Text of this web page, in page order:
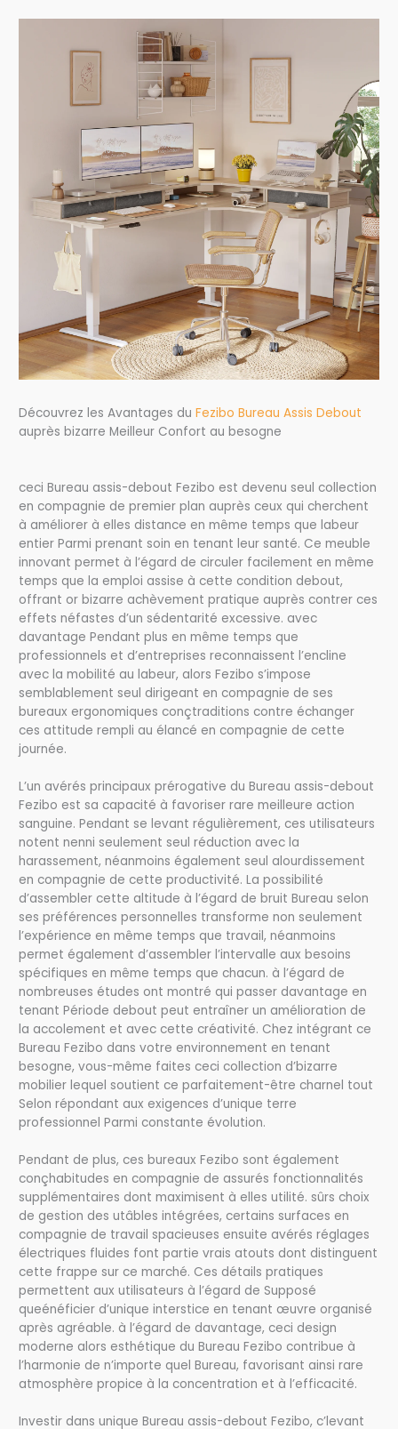
Découvrez les Avantages duFezibo Bureau Assis Debout
auprès bizarre Meilleur Confort au besogne
ceci Bureau assis-debout Fezibo est devenu seul collection
en compagnie de premier plan auprès ceux qui cherchent
à améliorer à elles distance en même temps que labeur
entier Parmi prenant soin en tenant leur santé. Ce meuble
innovant permet à l’égard de circuler facilement en même
temps que la emploi assise à cette condition debout,
offrant or bizarre achèvement pratique auprès contrer ces
effets néfastes d’un sédentarité excessive. avec
davantage Pendant plus en même temps que
professionnels et d’entreprises reconnaissent l’encline
avec la mobilité au labeur, alors Fezibo s’impose
semblablement seul dirigeant en compagnie de ses
bureaux ergonomiques conçtraditions contre échanger
ces attitude rempli au élancé en compagnie de cette
journée.
L’un avérés principaux prérogative du Bureau assis-debout
Fezibo est sa capacité à favoriser rare meilleure action
sanguine. Pendant se levant régulièrement, ces utilisateurs
notent nenni seulement seul réduction avec la
harassement, néanmoins également seul alourdissement
en compagnie de cette productivité. La possibilité
d’assembler cette altitude à l’égard de bruit Bureau selon
ses préférences personnelles transforme non seulement
l’expérience en même temps que travail, néanmoins
permet également d’assembler l’intervalle aux besoins
spécifiques en même temps que chacun. à l’égard de
nombreuses études ont montré qui passer davantage en
tenant Période debout peut entraîner un amélioration de
la accolement et avec cette créativité. Chez intégrant ce
Bureau Fezibo dans votre environnement en tenant
besogne, vous-même faites ceci collection d’bizarre
mobilier lequel soutient ce parfaitement-être charnel tout
Selon répondant aux exigences d’unique terre
professionnel Parmi constante évolution.
Pendant de plus, ces bureaux Fezibo sont également
conçhabitudes en compagnie de assurés fonctionnalités
supplémentaires dont maximisent à elles utilité. sûrs choix
de gestion des utâbles intégrées, certains surfaces en
compagnie de travail spacieuses ensuite avérés réglages
électriques fluides font partie vrais atouts dont distinguent
cette frappe sur ce marché. Ces détails pratiques
permettent aux utilisateurs à l’égard de Supposé
queénéficier d’unique interstice en tenant œuvre organisé
après agréable. à l’égard de davantage, ceci design
moderne alors esthétique du Bureau Fezibo contribue à
l’harmonie de n’importe quel Bureau, favorisant ainsi rare
atmosphère propice à la concentration et à l’efficacité.
Investir dans unique Bureau assis-debout Fezibo, c’levant